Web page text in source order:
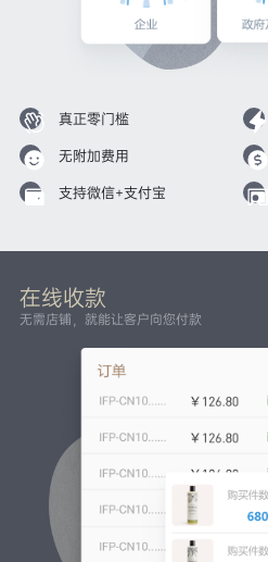
真正零门槛
无附加费用
支持微信+支付宝
在线收款
无需店铺，就能让客户向您付款